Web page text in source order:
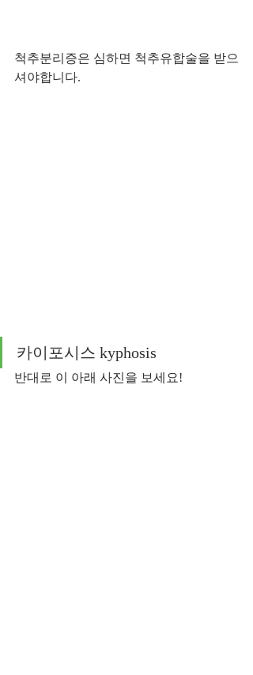
척추분리증은 심하면 척추유합술을 받으
셔야합니다.
카이포시스 kyphosis
반대로 이 아래 사진을 보세요!